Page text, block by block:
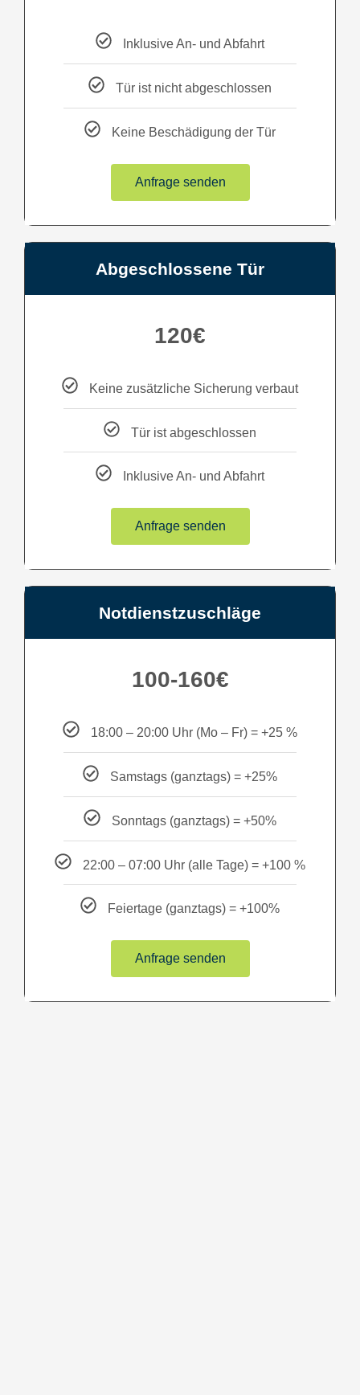
Inklusive An- und Abfahrt
Tür ist nicht abgeschlossen
Keine Beschädigung der Tür
Anfrage senden
Abgeschlossene Tür
120€
Keine zusätzliche Sicherung verbaut
Tür ist abgeschlossen
Inklusive An- und Abfahrt
Anfrage senden
Notdienstzuschläge
100-160€
18:00 – 20:00 Uhr (Mo – Fr) = +25 %
Samstags (ganztags) = +25%
Sonntags (ganztags) = +50%
22:00 – 07:00 Uhr (alle Tage) = +100 %
Feiertage (ganztags) = +100%
Anfrage senden